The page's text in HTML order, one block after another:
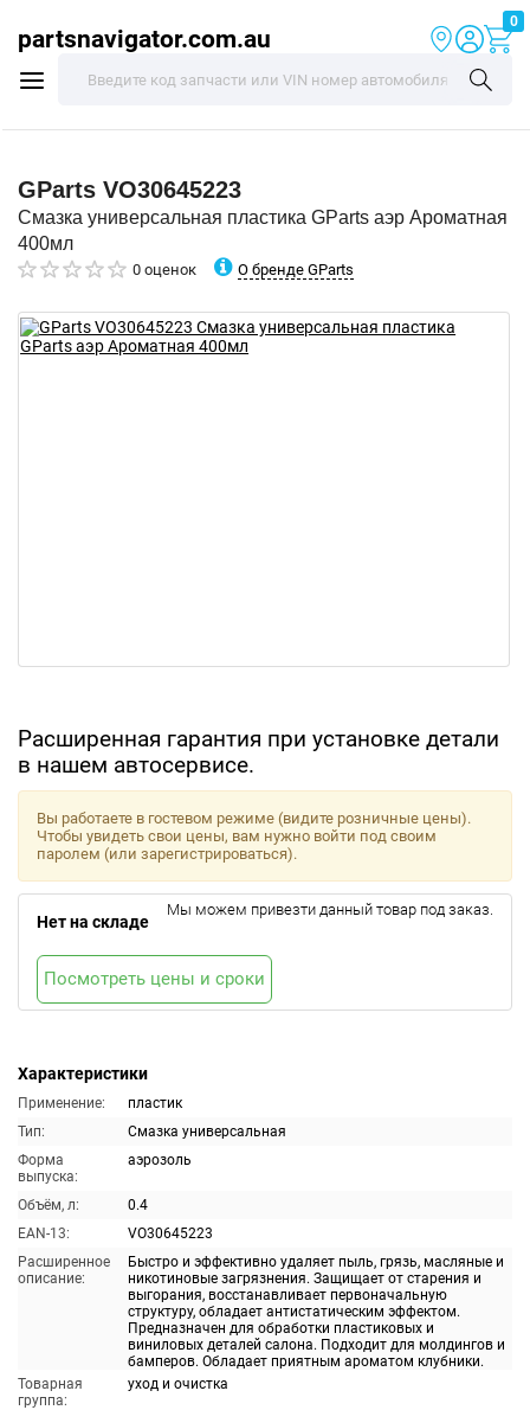
partsnavigator.com.au
0
GParts VO30645223
Смазка универсальная пластика GParts аэр Ароматная
400мл
0 оценок О бренде GParts
Расширенная гарантия при установке детали
в нашем автосервисе.
Характеристики
Применение:
пластик
Тип:
Смазка универсальная
Форма
выпуска:
аэрозоль
Объём, л:
0.4
EAN-13:
VO30645223
Расширенное
описание:
Быстро и эффективно удаляет пыль, грязь, масляные и
никотиновые загрязнения. Защищает от старения и
выгорания, восстанавливает первоначальную
структуру, обладает антистатическим эффектом.
Предназначен для обработки пластиковых и
виниловых деталей салона. Подходит для молдингов и
бамперов. Обладает приятным ароматом клубники.
Товарная
группа:
уход и очистка
Вы работаете в гостевом режиме (видите розничные цены).
Чтобы увидеть свои цены, вам нужно войти под своим
паролем (или зарегистрироваться).
Нет на складе
Мы можем привезти данный товар под заказ.
Посмотреть цены и сроки